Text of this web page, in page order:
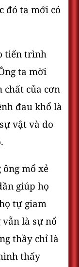
đó ta mới có
tiến trình
ta mời
chất của cơn
đau khổ là
vật và do
mổ xẻ
giúp họ
tự giam
là sự nổ
thầy chỉ là
thấy